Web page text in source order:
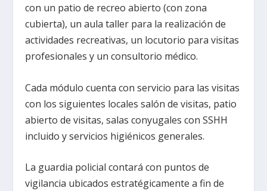
con un patio de recreo abierto (con zona
cubierta), un aula taller para la realización de
actividades recreativas, un locutorio para visitas
profesionales y un consultorio médico.
Cada módulo cuenta con servicio para las visitas
con los siguientes locales salón de visitas, patio
abierto de visitas, salas conyugales con SSHH
incluido y servicios higiénicos generales.
La guardia policial contará con puntos de
vigilancia ubicados estratégicamente a fin de